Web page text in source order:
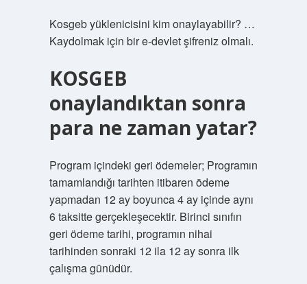
Kosgeb yüklenicisini kim onaylayabilir? …
Kaydolmak için bir e-devlet şifreniz olmalı.
KOSGEB
onaylandıktan sonra
para ne zaman yatar?
Program içindeki geri ödemeler; Programın
tamamlandığı tarihten itibaren ödeme
yapmadan 12 ay boyunca 4 ay içinde aynı
6 taksitte gerçekleşecektir. Birinci sınıfın
geri ödeme tarihi, programın nihai
tarihinden sonraki 12 ila 12 ay sonra ilk
çalışma günüdür.